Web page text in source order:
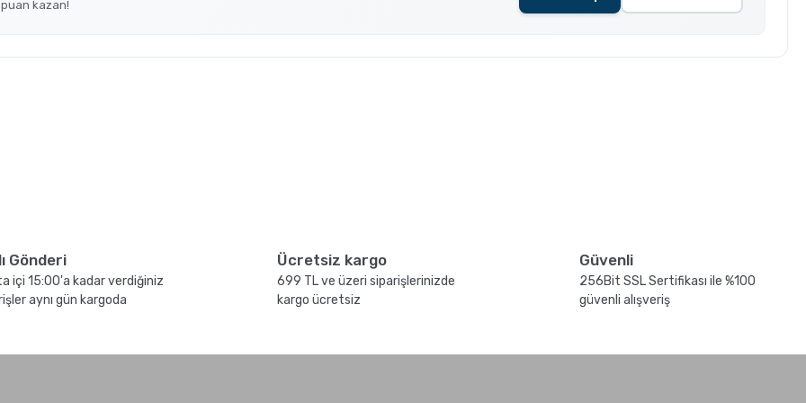
GROSCHE Milano Moka Pot
puan kazan!
Gönderi
içi 15:00'a kadar verdiğiniz
aynı gün kargoda
Ücretsiz kargo
699 TL ve üzeri siparişlerinizde
kargo ücretsiz
Güvenli
256Bit SSL Sertifikası ile %100
güvenli alışveriş